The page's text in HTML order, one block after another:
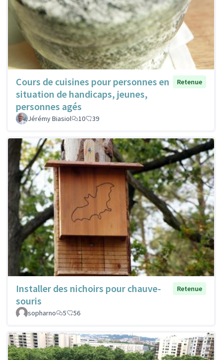
Cours de cuisines pour personnes en
situation de handicaps, jeunes,
personnes agés
Retenue
Jérémy Biasiol 10 39
Installer des nichoirs pour chauve-
souris
Retenue
sopharno 5 56